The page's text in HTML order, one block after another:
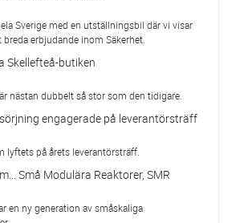
Sverige med en utställningsbil där vi visar
erbjudande inom Säkerhet.
Skellefteå-butiken
nästan dubbelt så stor som den tidigare.
engagerade på leverantörsträff
lyftets på årets leverantörsträff.
Små Modulära Reaktorer, SMR
en ny generation av småskaliga